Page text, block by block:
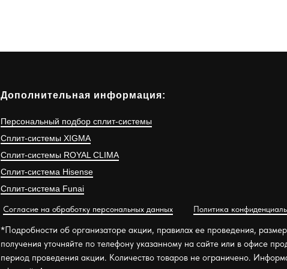
Дополнительная информация:
Персональный подбор сплит-системы
Сплит-системы XIGMA
Сплит-системы ROYAL CLIMA
Сплит-система Hisense
Сплит-система Funai
*Подробности об организаторе акции, правилах ее проведения,
получения уточняйте по телефону указанному на сайте или в офисе
период проведения акции. Количество товаров не ограничено.
Согласие на обработку персональных данных Политика